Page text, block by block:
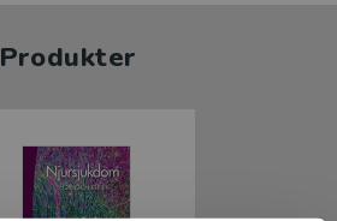
Produkter